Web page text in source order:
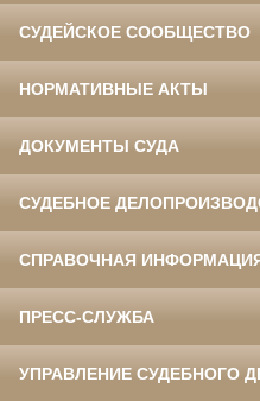
СУДЕЙСКОЕ СООБЩЕСТВО
НОРМАТИВНЫЕ АКТЫ
ДОКУМЕНТЫ СУДА
СУДЕБНОЕ
СПРАВОЧНАЯ
ПРЕСС-СЛУЖБА
УПРАВЛЕНИЕ СУДЕБНОГО